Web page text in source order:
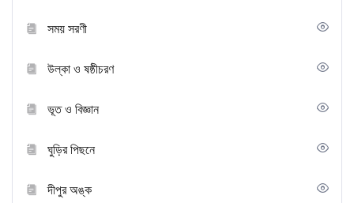
সময় সরণী
উল্কা ও ষষ্ঠীচরণ
ভূত ও বিজ্ঞান
ঘুড়ির পিছনে
দীপুর অঙ্ক